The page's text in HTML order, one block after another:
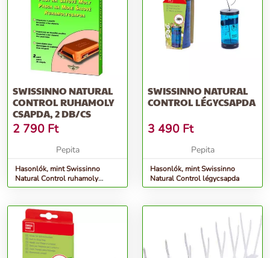
SWISSINNO NATURAL
CONTROL RUHAMOLY
CSAPDA, 2 DB/CS
2 790 Ft
Pepita
Hasonlók, mint Swissinno
Natural Control ruhamoly
csapda, 2 db/cs
SWISSINNO NATURAL
CONTROL LÉGYCSAPDA
3 490 Ft
Pepita
Hasonlók, mint Swissinno
Natural Control légycsapda